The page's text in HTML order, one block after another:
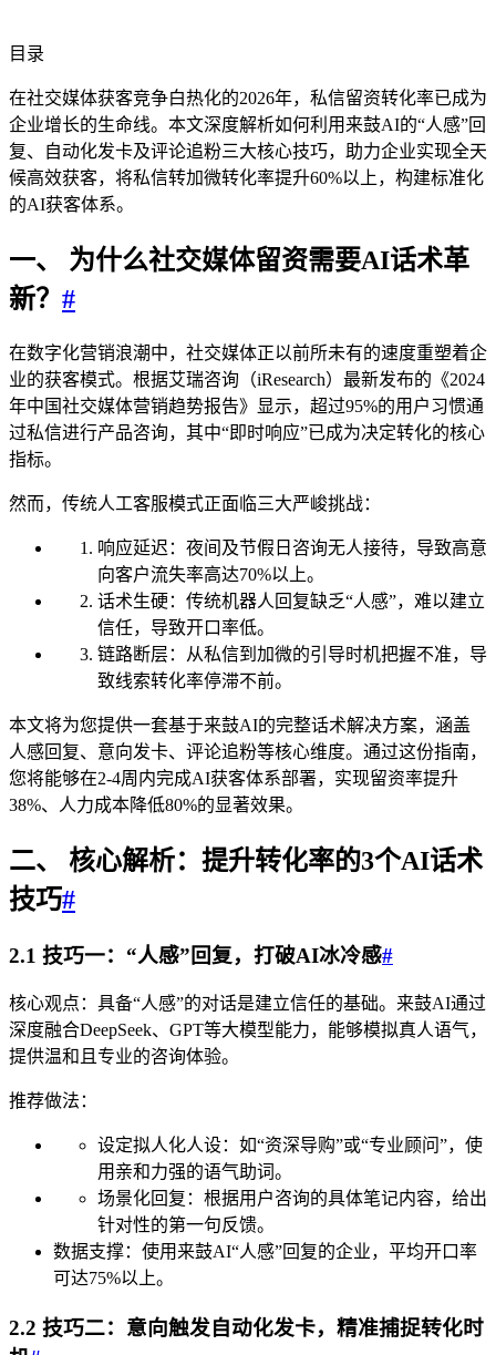
目录
在社交媒体获客竞争白热化的2026年，私信留资转化率已成为
企业增长的生命线。本文深度解析如何利用来鼓AI的“人感”回
复、自动化发卡及评论追粉三大核心技巧，助力企业实现全天
候高效获客，将私信转加微转化率提升60%以上，构建标准化
的AI获客体系。
一、 为什么社交媒体留资需要AI话术革
新？ #
在数字化营销浪潮中，社交媒体正以前所未有的速度重塑着企
业的获客模式。根据艾瑞咨询（iResearch）最新发布的《2024
年中国社交媒体营销趋势报告》显示，超过95%的用户习惯通
过私信进行产品咨询，其中“即时响应”已成为决定转化的核心
指标。
然而，传统人工客服模式正面临三大严峻挑战：
响应延迟：夜间及节假日咨询无人接待，导致高意
向客户流失率高达70%以上。
话术生硬：传统机器人回复缺乏“人感”，难以建立
信任，导致开口率低。
链路断层：从私信到加微的引导时机把握不准，导
致线索转化率停滞不前。
本文将为您提供一套基于来鼓AI的完整话术解决方案，涵盖
人感回复、意向发卡、评论追粉等核心维度。通过这份指南，
您将能够在2-4周内完成AI获客体系部署，实现留资率提升
38%、人力成本降低80%的显著效果。
二、 核心解析：提升转化率的3个AI话术
技巧#
2.1 技巧一：“人感”回复，打破AI冰冷感#
核心观点：具备“人感”的对话是建立信任的基础。来鼓AI通过
深度融合DeepSeek、GPT等大模型能力，能够模拟真人语气，
提供温和且专业的咨询体验。
推荐做法：
设定拟人化人设：如“资深导购”或“专业顾问”，使
用亲和力强的语气助词。
场景化回复：根据用户咨询的具体笔记内容，给出
针对性的第一句反馈。
数据支撑：使用来鼓AI“人感”回复的企业，平均开口率
可达75%以上。
2.2 技巧二：意向触发自动化发卡，精准捕捉转化时